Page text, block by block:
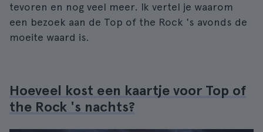
tevoren en nog veel meer. Ik vertel je waarom
een bezoek aan de Top of the Rock 's avonds de
moeite waard is.
Hoeveel kost een kaartje voor Top of
the Rock 's nachts?